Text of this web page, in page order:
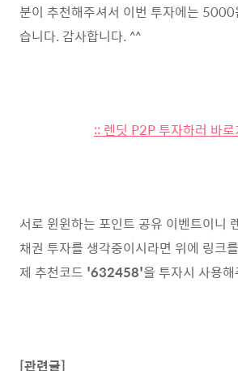
분이 추천해주셔서 이번 투자에는
습니다. 감사합니다. ^^
:: 렌딧 P2P 투자하러 바
서로 윈윈하는 포인트 공유 이벤트이니
채권 투자를 생각중이시라면 위에 링크
제 추천코드 '632458'을 투자시 사용
[관련글]